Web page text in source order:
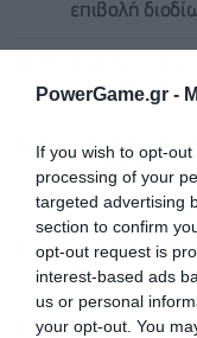
PowerGame.gr -
If you wish to opt-
processing of your
targeted advertising
section to confirm
opt-out request is
interest-based ads
us or personal
your opt-out. You
επιβολή
Σ. Αραβία
22:16
Ένταση ξανά
των ΗΠΑ για
τρισ. δολαρίων
21:50 Συντριβή
διπλωματική
21:34
Ο δήμος